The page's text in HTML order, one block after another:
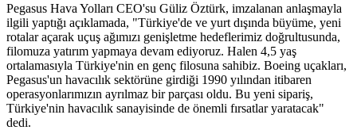
Pegasus Hava Yolları CEO'su Güliz Öztürk, imzalanan anlaşmayla
ilgili yaptığı açıklamada, "Türkiye'de ve yurt dışında büyüme, yeni
rotalar açarak uçuş ağımızı genişletme hedeflerimiz doğrultusunda,
filomuza yatırım yapmaya devam ediyoruz. Halen 4,5 yaş
ortalamasıyla Türkiye'nin en genç filosuna sahibiz. Boeing uçakları,
Pegasus'un havacılık sektörüne girdiği 1990 yılından itibaren
operasyonlarımızın ayrılmaz bir parçası oldu. Bu yeni sipariş,
Türkiye'nin havacılık sanayisinde de önemli fırsatlar yaratacak"
dedi.